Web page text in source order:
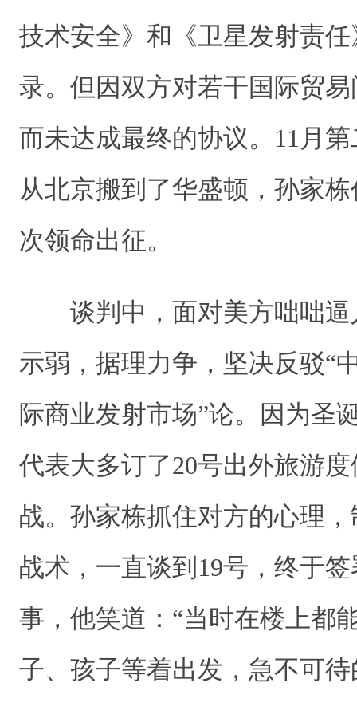
技术安全》和《卫星发射责
录。但因双方对若干国际贸
而未达成最终的协议。11月
从北京搬到了华盛顿，孙家
次领命出征。
谈判中，面对美方咄咄逼
示弱，据理力争，坚决反驳“
际商业发射市场”论。因为圣
代表大多订了20号出外旅游
战。孙家栋抓住对方的心理
战术，一直谈到19号，终于
事，他笑道：“当时在楼上都
子、孩子等着出发，急不可